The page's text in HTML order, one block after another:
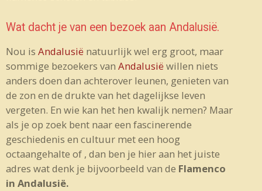
Wat dacht je van een bezoek aan Andalusië.
Nou is Andalusië natuurlijk wel erg groot, maar
sommige bezoekers van Andalusië willen niets
anders doen dan achterover leunen, genieten van
de zon en de drukte van het dagelijkse leven
vergeten. En wie kan het hen kwalijk nemen? Maar
als je op zoek bent naar een fascinerende
geschiedenis en cultuur met een hoog
octaangehalte of , dan ben je hier aan het juiste
adres wat denk je bijvoorbeeld van de Flamenco
in Andalusië.